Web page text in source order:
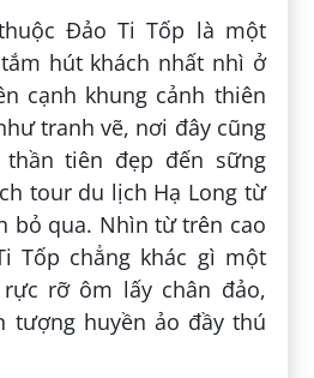
Đảo Ti Tốp là một
hút khách nhất nhì ở
cạnh khung cảnh thiên
tranh vẽ, nơi đây cũng
tiên đẹp đến sững
tour du lịch Hạ Long từ
bỏ qua. Nhìn từ trên cao
Tốp chẳng khác gì một
rỡ ôm lấy chân đảo,
tượng huyền ảo đầy thú